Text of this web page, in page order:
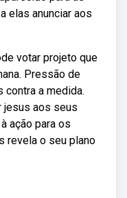
elas anunciar aos
votar projeto que
Pressão de
a medida.
jesus aos seus
ação para os
revela o seu plano